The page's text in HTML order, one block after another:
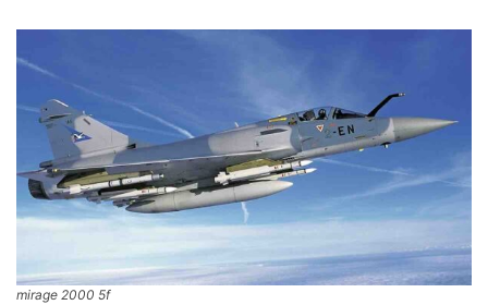
mirage 2000 5f